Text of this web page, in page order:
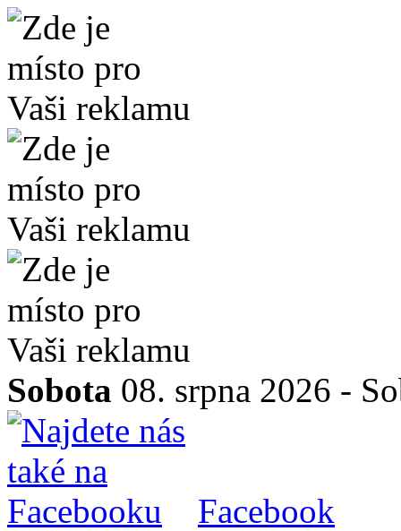
Sobota 08. srpna 2026 -
Facebook